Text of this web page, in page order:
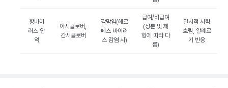
항바이
러스 안
약
아시클로버,
간시클로버
각막염(헤르
페스 바이러
스 감염 시)
급여/비급여
(성분 및 제
형에 따라 다
름)
일시적 시력
흐림, 알레르
기 반응